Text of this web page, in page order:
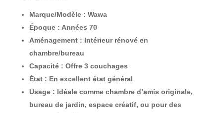
Marque/Modèle : Wawa
Époque : Années 70
Aménagement : Intérieur rénové en
chambre/bureau
Capacité : Offre 3 couchages
État : En excellent état général
Usage : Idéale comme chambre d’amis originale,
bureau de jardin, espace créatif, ou pour des